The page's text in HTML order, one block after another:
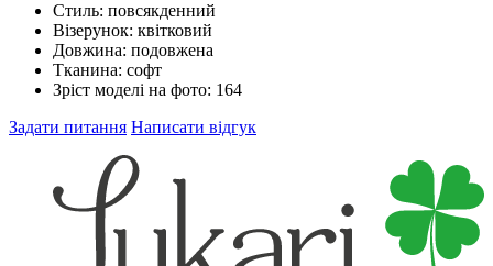
Стиль: повсякденний
Візерунок: квітковий
Довжина: подовжена
Тканина: софт
Зріст моделі на фото: 164
Задати питання Написати відгук